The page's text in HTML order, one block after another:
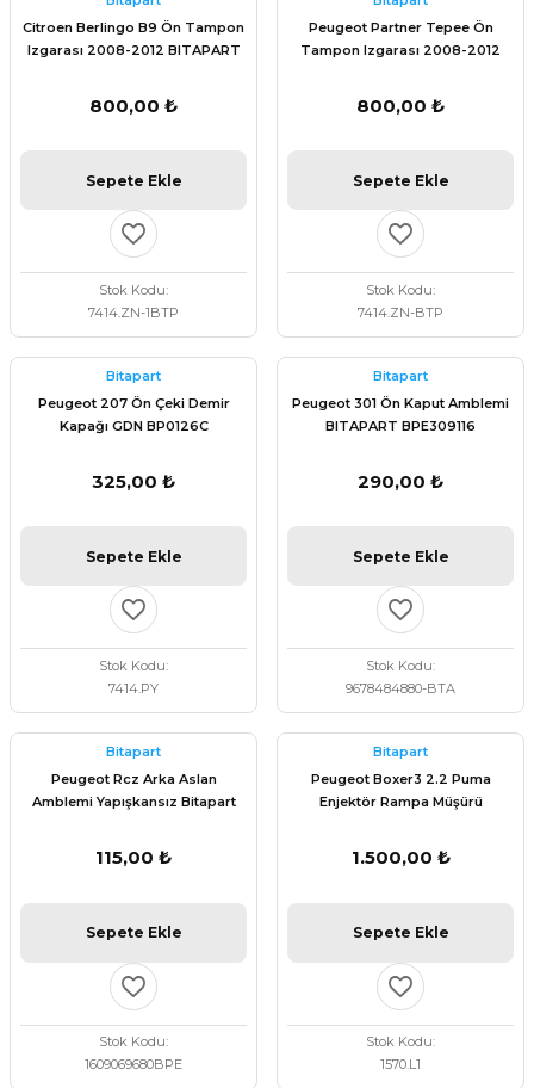
Fren Teli
- Turbo Borusu - Egr - Hava
Şamandıra - Yakıt Hortumu
Takım- Aks - Fren - Direksiyon
Takozu - Amortisör -
- Volan - Vites Kolu+Teli
- Turbo Borusu - Egr - Hava
Şamandıra - Yakıt Hortumu
Fren Teli
- Turbo Borusu - Egr - Hava
Şamandıra - Yakıt Hortumu
- Gaz Fren Teli
- Turbo Borusu - Egr - Hava
Şamandıra - Yakıt Hortumu
Citroen Berlingo B9 Ön Tampon
Izgarası 2008-2012 BITAPART
800,00 ₺
Sepete Ekle
Stok Kodu
7414.ZN-1BTP
Peugeot Partner Tepee Ön
Tampon Izgarası 2008-2012
800,00 ₺
Sepete Ekle
Stok Kodu
7414.ZN-BTP
Bitapart
Peugeot 207 Ön Çeki Demir
Kapağı GDN BP0126C
325,00 ₺
Sepete Ekle
Stok Kodu
7414.PY
Bitapart
Peugeot 301 Ön Kaput Amblemi
BITAPART BPE309116
290,00 ₺
Sepete Ekle
Stok Kodu
9678484880-BTA
Bitapart
Peugeot Rcz Arka Aslan
Amblemi Yapışkansız Bitapart
115,00 ₺
Sepete Ekle
Stok Kodu
1609069680BPE
Bitapart
Peugeot Boxer3 2.2 Puma
Enjektör Rampa Müşürü
1.500,00 ₺
Sepete Ekle
Stok Kodu
1570.L1